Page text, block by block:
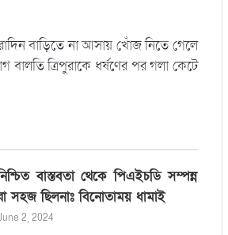
বাড়িতে না আসায় খোঁজ নিতে গেলে
বালতি ত্রিপুরাকে ধর্ষণের পর গলা কেটে
বাস্তবতা থেকে পিএইচডি সম্পন্ন
সহজ ছিলনাঃ বিনোতাময় ধামাই
2, 2024